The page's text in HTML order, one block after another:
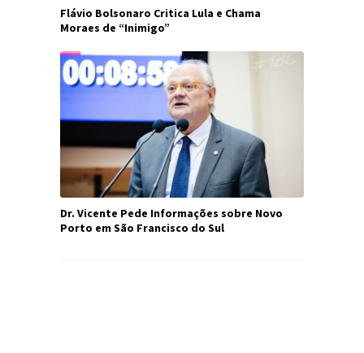
Flávio Bolsonaro Critica Lula e Chama
Moraes de “Inimigo”
Dr. Vicente Pede Informações sobre Novo
Porto em São Francisco do Sul